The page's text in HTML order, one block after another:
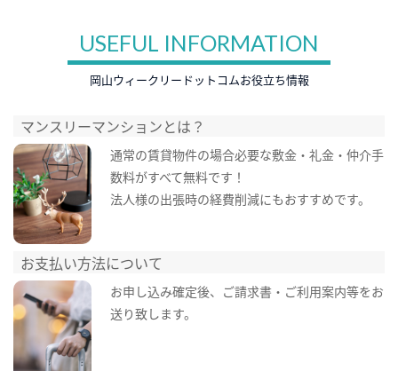
USEFUL INFORMATION
岡山ウィークリードットコムお役立ち情報
マンスリーマンションとは？
通常の賃貸物件の場合必要な敷金・礼金・仲介手
数料がすべて無料です！
法人様の出張時の経費削減にもおすすめです。
お支払い方法について
お申し込み確定後、ご請求書・ご利用案内等をお
送り致します。